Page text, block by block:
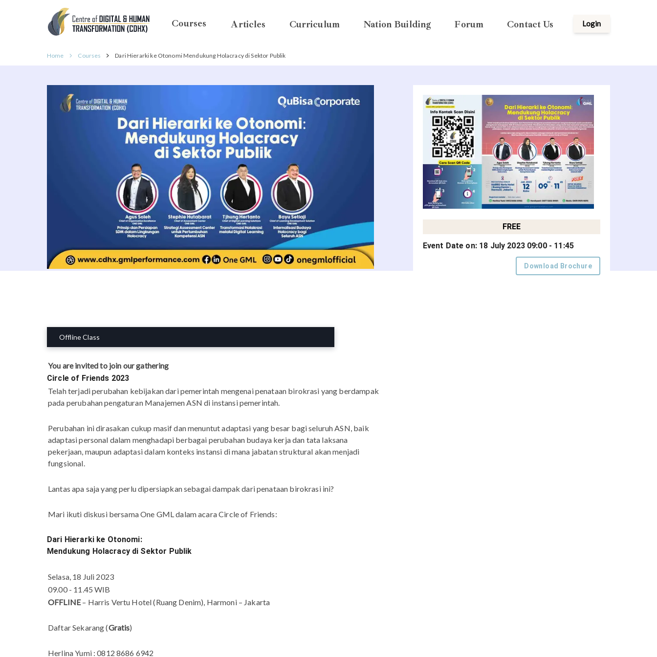
Courses Articles Curriculum Nation Building Forum Contact Us Login
Home Courses Dari Hierarki ke Otonomi Mendukung Holacracy di Sektor Publik
Offline Class
You are invited to join our gathering
Circle of Friends 2023
Telah terjadi perubahan kebijakan dari pemerintah mengenai penataan birokrasi yang berdampak
pada perubahan pengaturan Manajemen ASN di instansi pemerintah.
Perubahan ini dirasakan cukup masif dan menuntut adaptasi yang besar bagi seluruh ASN, baik
adaptasi personal dalam menghadapi berbagai perubahan budaya kerja dan tata laksana
pekerjaan, maupun adaptasi dalam konteks instansi di mana jabatan struktural akan menjadi
fungsional.
Lantas apa saja yang perlu dipersiapkan sebagai dampak dari penataan birokrasi ini?
Mari ikuti diskusi bersama One GML dalam acara Circle of Friends:
Dari Hierarki ke Otonomi:
Mendukung Holacracy di Sektor Publik
Selasa, 18 Juli 2023
09.00 - 11.45 WIB
OFFLINE– Harris Vertu Hotel (Ruang Denim), Harmoni – Jakarta
Daftar Sekarang (Gratis)
Herlina Yumi : 0812 8686 6942
FREE
Event Date on: 18 July 2023 09:00 - 11:45
Download Brochure